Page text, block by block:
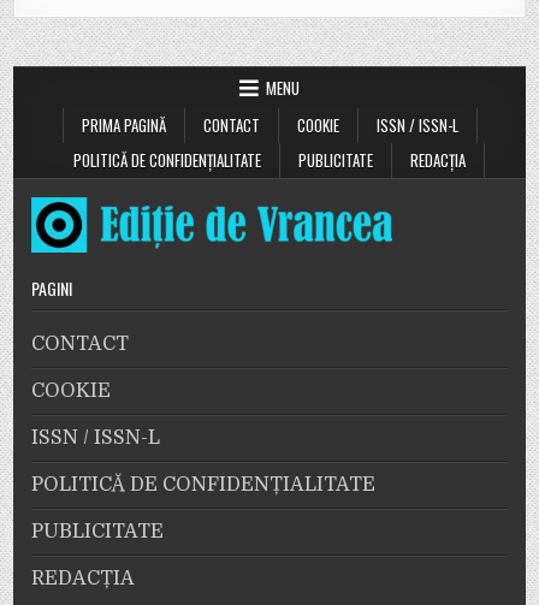
MENU
PRIMA PAGINĂ
CONTACT COOKIE
ISSN / ISSN-L
POLITICĂ DE CONFIDENȚIALITATE
PUBLICITATE REDACȚIA
PAGINI
CONTACT
COOKIE
ISSN / ISSN-L
POLITICĂ DE CONFIDENȚIALITATE
PUBLICITATE
REDACȚIA